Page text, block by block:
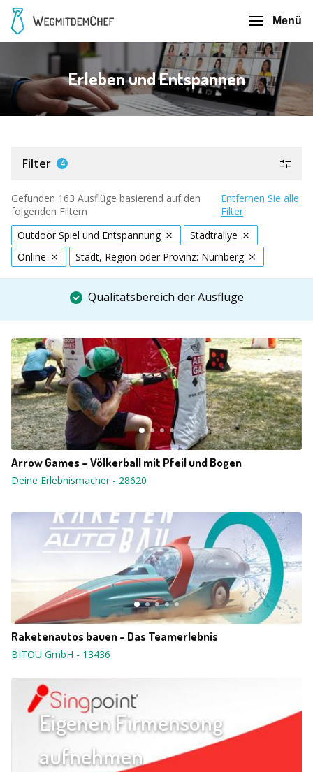
Menü
Erleben und Entspannen
Filter 4
Gefunden 163 Ausflüge basierend auf den
folgenden Filtern
Entfernen Sie alle
Filter
Outdoor Spiel und Entspannung
Städtrallye
Online
Stadt, Region oder Provinz: Nürnberg
Qualitätsbereich der Ausflüge
Arrow Games – Völkerball mit Pfeil und Bogen
Deine Erlebnismacher- 28620
Raketenautos bauen - Das Teamerlebnis
BITOU GmbH - 13436
Eigenen Firmensong
aufnehmen